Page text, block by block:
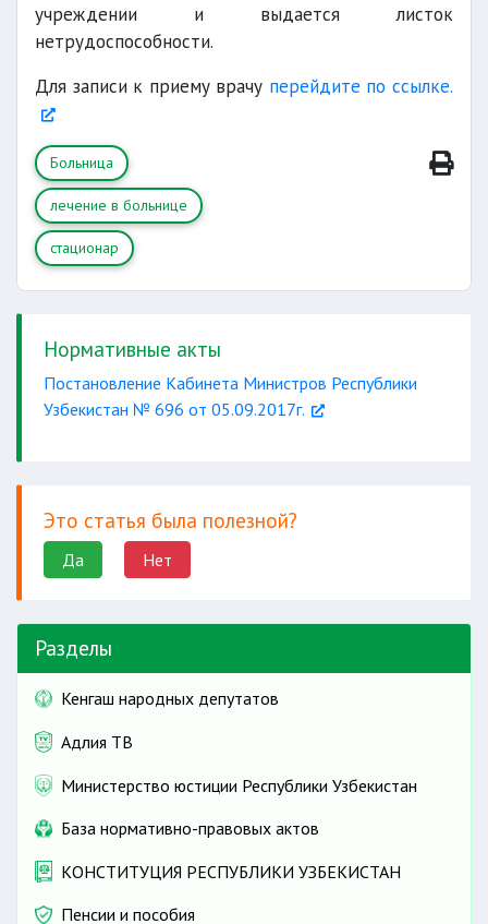
учреждении и выдается листок
нетрудоспособности.
Для записи к приему врачу перейдите по ссылке.
Больница
лечение в больнице
стационар
Нормативные акты
Постановление Кабинета Министров Республики
Узбекистан № 696 от 05.09.2017г.
Это статья была полезной?
Да Нет
Разделы
Кенгаш народных депутатов
Адлия ТВ
Министерство юстиции Республики Узбекистан
База нормативно-правовых актов
КОНСТИТУЦИЯ РЕСПУБЛИКИ УЗБЕКИСТАН
Пенсии и пособия